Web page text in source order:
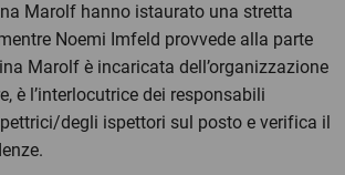
Marolf hanno istaurato una stretta
Noemi Imfeld provvede alla parte
Marolf è incaricata dell’organizzazione
è l’interlocutrice dei responsabili
degli ispettori sul posto e verifica il